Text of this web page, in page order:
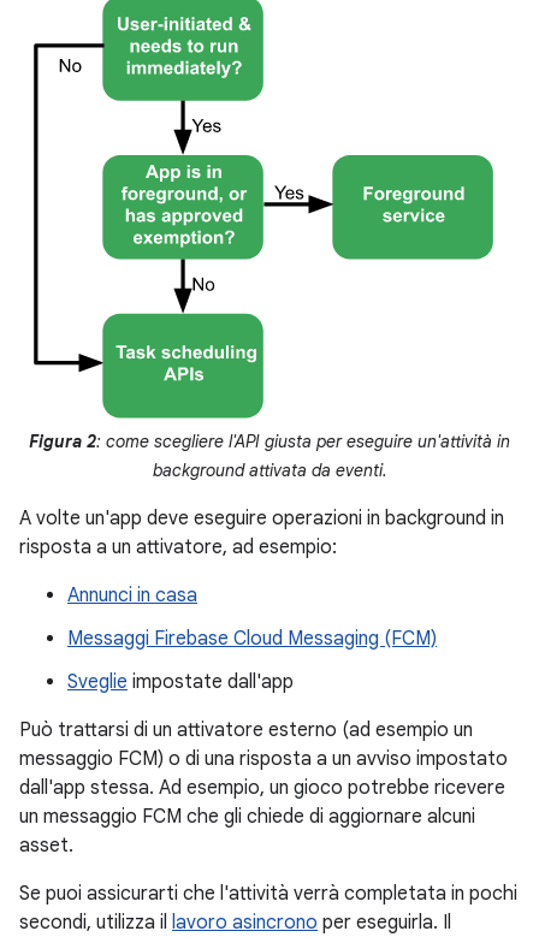
Figura 2: come scegliere l'API giusta per eseguire un'attività in
background attivata da eventi.
A volte un'app deve eseguire operazioni in background in
risposta a un attivatore, ad esempio:
Annunci in casa
Messaggi Firebase Cloud Messaging (FCM)
Sveglie impostate dall'app
Può trattarsi di un attivatore esterno (ad esempio un
messaggio FCM) o di una risposta a un avviso impostato
dall'app stessa. Ad esempio, un gioco potrebbe ricevere
un messaggio FCM che gli chiede di aggiornare alcuni
asset.
Se puoi assicurarti che l'attività verrà completata in pochi
secondi, utilizza il lavoro asincrono per eseguirla. Il